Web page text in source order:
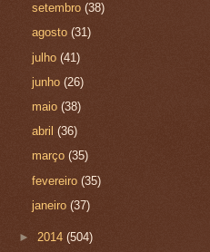
setembro(38)
agosto(31)
julho(41)
junho(26)
maio(38)
abril(36)
março(35)
fevereiro(35)
janeiro(37)
► 2014 (504)